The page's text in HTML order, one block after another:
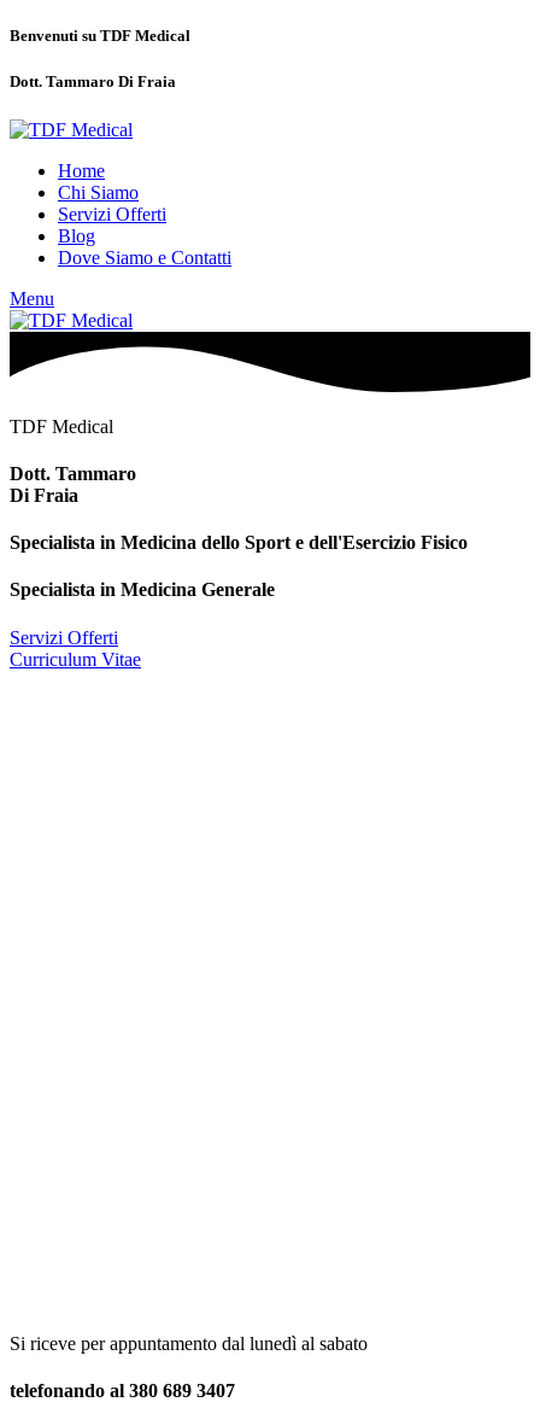
Benvenuti su TDF Medical
Dott. Tammaro Di Fraia
Home
Chi Siamo
Servizi Offerti
Blog
Dove Siamo e Contatti
Menu
TDF Medical
Dott. Tammaro
Di Fraia
Specialista in Medicina dello Sport e dell'Esercizio Fisico
Specialista in Medicina Generale
Servizi Offerti
Curriculum Vitae
Si riceve per appuntamento dal lunedì al sabato
telefonando al 380 689 3407